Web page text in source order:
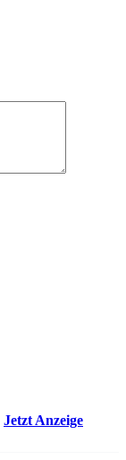
Jetzt Anzeige